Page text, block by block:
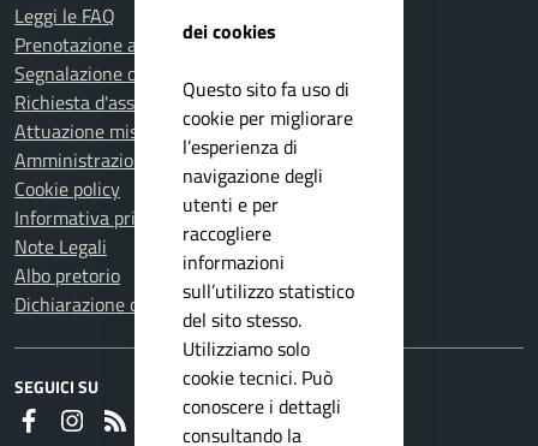
Leggi le FAQ
Prenotazione appuntamento
Segnalazione disservizio
Richiesta d'assistenza
Attuazione misure PNRR
Amministrazione trasparente
Cookie policy
Informativa privacy
Note Legali
Albo pretorio
Dichiarazione di accessibilità
SEGUICI SU
FaceboookInstagram
dei cookies
Questo sito fa uso di
cookie per migliorare
l’esperienza di
navigazione degli
utenti e per
raccogliere
informazioni
sull’utilizzo statistico
del sito stesso.
Utilizziamo solo
cookie tecnici. Può
conoscere i dettagli
consultando la